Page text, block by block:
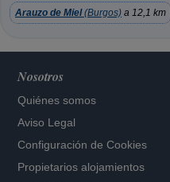
Arauzo de Miel(Burgos) a 12,1 km
Nosotros
Quiénes somos
Aviso Legal
Configuración de Cookies
Propietarios alojamientos